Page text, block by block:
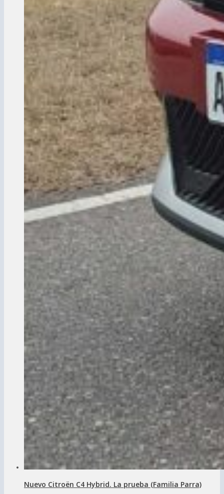
Nuevo Citroën C4 Hybrid. La prueba (Familia Parra)